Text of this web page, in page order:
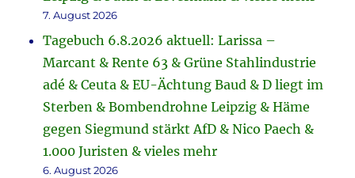
7. August 2026
Tagebuch 6.8.2026 aktuell: Larissa –
Marcant & Rente 63 & Grüne Stahlindustrie
adé & Ceuta & EU-Ächtung Baud & D liegt im
Sterben & Bombendrohne Leipzig & Häme
gegen Siegmund stärkt AfD & Nico Paech &
1.000 Juristen & vieles mehr
6. August 2026